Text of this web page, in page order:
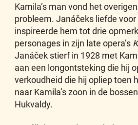
Kamila’s man vond het
probleem. Janáčeks liefde voor
inspireerde hem tot drie
personages in zijn late opera’s
Janáček stierf in 1928 met
aan een longontsteking die hij
verkoudheid die hij opliep toen
naar Kamila’s zoon in de
Hukvaldy.